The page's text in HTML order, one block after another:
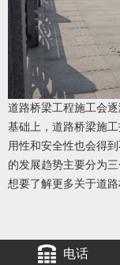
道路桥梁工程施工会
基础上，道路桥梁施
用性和安全性也会得
的发展趋势主要分为三
想要了解更多关于道
电话